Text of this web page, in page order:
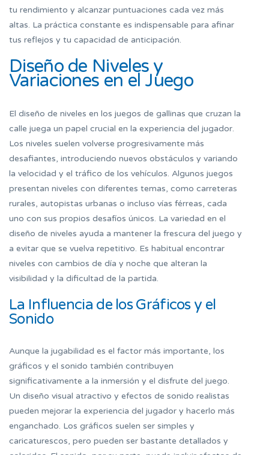
tu rendimiento y alcanzar puntuaciones cada vez más
altas. La práctica constante es indispensable para afinar
tus reflejos y tu capacidad de anticipación.
Diseño de Niveles y
Variaciones en el Juego
El diseño de niveles en los juegos de gallinas que cruzan la
calle juega un papel crucial en la experiencia del jugador.
Los niveles suelen volverse progresivamente más
desafiantes, introduciendo nuevos obstáculos y variando
la velocidad y el tráfico de los vehículos. Algunos juegos
presentan niveles con diferentes temas, como carreteras
rurales, autopistas urbanas o incluso vías férreas, cada
uno con sus propios desafíos únicos. La variedad en el
diseño de niveles ayuda a mantener la frescura del juego y
a evitar que se vuelva repetitivo. Es habitual encontrar
niveles con cambios de día y noche que alteran la
visibilidad y la dificultad de la partida.
La Influencia de los Gráficos y el
Sonido
Aunque la jugabilidad es el factor más importante, los
gráficos y el sonido también contribuyen
significativamente a la inmersión y el disfrute del juego.
Un diseño visual atractivo y efectos de sonido realistas
pueden mejorar la experiencia del jugador y hacerlo más
enganchado. Los gráficos suelen ser simples y
caricaturescos, pero pueden ser bastante detallados y